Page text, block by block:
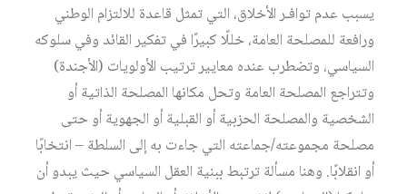
يسبب عدم توافـر الأخلاق، التي تمثل قاعدة للالتزام الوطني
ورافعة للمصلحة العامة، خللًا كبيرًا في تفكير القائد وفي سلوكه
السياسي، وتضطرب عنده معايير ترتيب الأولويات (الأجندة)
وتتراجع المصلحة العامة وتحل مكانها المصلحة الذاتية أو
الشخصية والمصلحة الحزبية أو القبلية أو الجهوية أو حتى
مصلحة مجموعته/جماعته التي جاءت به إلى السلطة – انتخابًا
أو انقلابًا. وهنا مسألة ترتبط ببنية العقل السياسي حيث يبدو أن